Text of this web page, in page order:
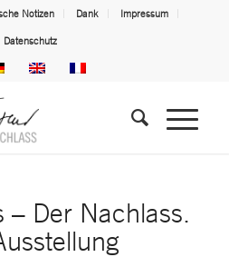
Notizen Dank Impressum
Datenschutz
– Der Nachlass.